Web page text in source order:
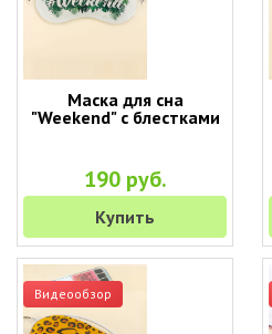
Маска для сна
"Weekend" с блестками
190 руб.
Купить
Видеообзор